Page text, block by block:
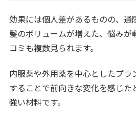
効果には個人差があるものの、通
髪のボリュームが増えた、悩みが
コミも複数見られます。
内服薬や外用薬を中心としたプ
することで前向きな変化を感じ
強い材料です。